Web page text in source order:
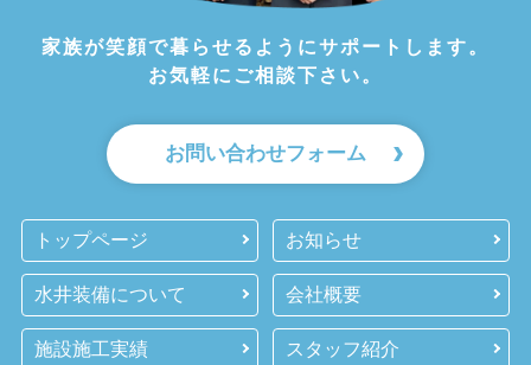
家族が笑顔で暮らせるようにサポートします。
お気軽にご相談下さい。
お問い合わせフォーム
トップページ お知らせ
水井装備について 会社概要
施設施工実績 スタッフ紹介